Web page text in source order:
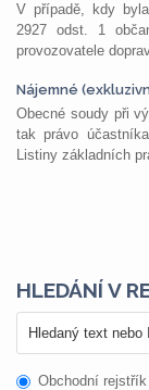
V případě, kdy
2927 odst. 1
provozovatele
Nájemné
Obecné soudy při
tak právo
Listiny základních
HLEDÁNÍ V
Obchodní rejstřík